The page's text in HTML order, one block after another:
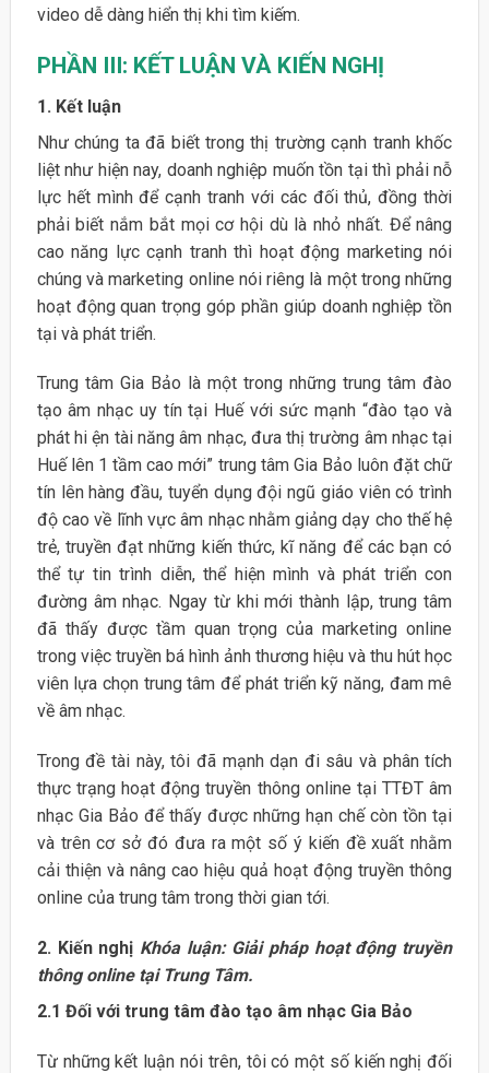
video dễ dàng hiển thị khi tìm kiếm.
PHẦN III: KẾT LUẬN VÀ KIẾN NGHỊ
1. Kết luận
Như chúng ta đã biết trong thị trường cạnh tranh khốc
liệt như hiện nay, doanh nghiệp muốn tồn tại thì phải nỗ
lực hết mình để cạnh tranh với các đối thủ, đồng thời
phải biết nắm bắt mọi cơ hội dù là nhỏ nhất. Để nâng
cao năng lực cạnh tranh thì hoạt động marketing nói
chúng và marketing online nói riêng là một trong những
hoạt động quan trọng góp phần giúp doanh nghiệp tồn
tại và phát triển.
Trung tâm Gia Bảo là một trong những trung tâm đào
tạo âm nhạc uy tín tại Huế với sức mạnh “đào tạo và
phát hi ện tài năng âm nhạc, đưa thị trường âm nhạc tại
Huế lên 1 tầm cao mới” trung tâm Gia Bảo luôn đặt chữ
tín lên hàng đầu, tuyển dụng đội ngũ giáo viên có trình
độ cao về lĩnh vực âm nhạc nhằm giảng dạy cho thế hệ
trẻ, truyền đạt những kiến thức, kĩ năng để các bạn có
thể tự tin trình diễn, thể hiện mình và phát triển con
đường âm nhạc. Ngay từ khi mới thành lập, trung tâm
đã thấy được tầm quan trọng của marketing online
trong việc truyền bá hình ảnh thương hiệu và thu hút học
viên lựa chọn trung tâm để phát triển kỹ năng, đam mê
về âm nhạc.
Trong đề tài này, tôi đã mạnh dạn đi sâu và phân tích
thực trạng hoạt động truyền thông online tại TTĐT âm
nhạc Gia Bảo để thấy được những hạn chế còn tồn tại
và trên cơ sở đó đưa ra một số ý kiến đề xuất nhằm
cải thiện và nâng cao hiệu quả hoạt động truyền thông
online của trung tâm trong thời gian tới.
2. Kiến nghị Khóa luận: Giải pháp hoạt động truyền
thông online tại Trung Tâm.
2.1 Đối với trung tâm đào tạo âm nhạc Gia Bảo
Từ những kết luận nói trên, tôi có một số kiến nghị đối